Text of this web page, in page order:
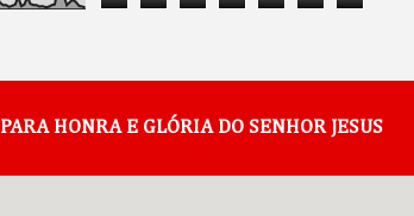
PARA HONRA E GLÓRIA DO SENHOR JESUS